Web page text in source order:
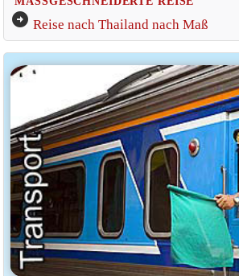
arrow_circle_right Reise nach Thailand nach Maß